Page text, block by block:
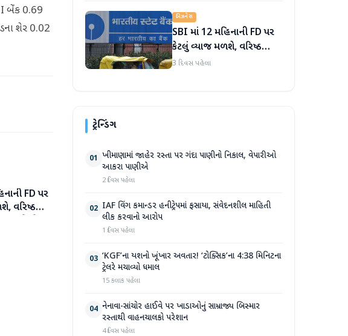
બેંક 0.69
શેર 0.02
FD પર
વરિષ્ઠ
મળે છે?
બિઝનેસ
SBI માં 12 મહિનાની FD પર
કેટલું વ્યાજ મળશે, વરિષ્ઠ
નાગરિકોને શું લાભ મળે છે?
3 દિવસ પહેલા
ટ્રેન્ડિંગ
01 ખીમાણામાં જાહેર રસ્તા પર ગંદા પાણીનો નિકાલ, વેપારીઓ
આકરા પાણીએ
2 દિવસ પહેલા
02 IAF વિંગ કમાન્ડર હનીટ્રેપમાં ફસાયા, સંવેદનશીલ માહિતી
લીક કરવાનો આરોપ
1 દિવસ પહેલા
03 ‘KGF’ના યશનો ખૂંખાર અવતાર! ‘ટોક્સિક’ના 4:38 મિનિટના
ટ્રેલરે મચાવ્યો ધમાલ
15 કલાક પહેલા
04 નેનાવા-સાંચોર હાઈવે પર ખાડાઓનું સામ્રાજ્ય બિસ્માર
રસ્તાથી વાહનચાલકો પરેશાન
4 દિવસ પહેલા